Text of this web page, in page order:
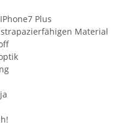
Plus
Material